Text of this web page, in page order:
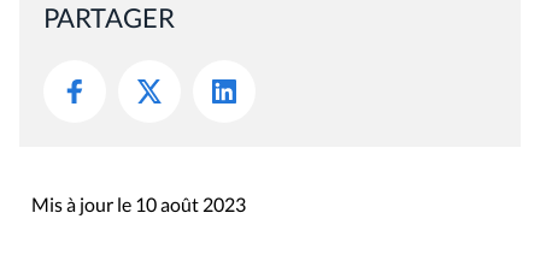
PARTAGER
Mis à jour le 10 août 2023